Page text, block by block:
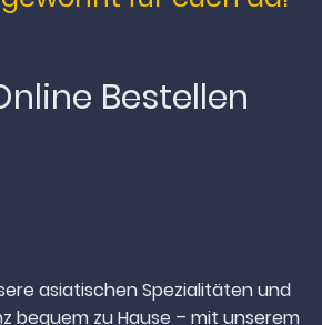
Bestellen
asiatischen Spezialitäten und
bequem zu Hause – mit unserem